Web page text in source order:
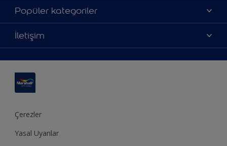
Hakkımızda
Yatırımcı İlişkileri
Bilgi Toplum Hizmetleri
Site haritası
Popüler kategoriler
Renklerimiz
Ürünlerimiz
İlham alın
Dekorasyon önerisi
Ustamburada
İletişim
Renk Doğrulama
Teknik Bülten
Çerezler
Yasal Uyarılar